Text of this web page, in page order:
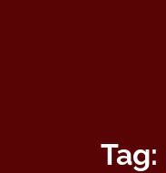
Tag: